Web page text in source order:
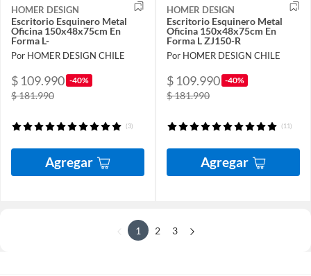
HOMER DESIGN
Escritorio Esquinero Metal
Oficina 150x48x75cm En
Forma L-
Por HOMER DESIGN CHILE
$ 109.990 -40%
$ 181.990
(3)
Agregar
HOMER DESIGN
Escritorio Esquinero Metal
Oficina 150x48x75cm En
Forma L ZJ150-R
Por HOMER DESIGN CHILE
$ 109.990 -40%
$ 181.990
(11)
Agregar
1 2 3